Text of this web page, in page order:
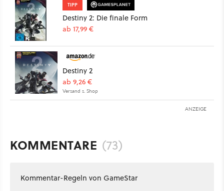
TIPP
Destiny 2: Die finale Form
ab 17,99 €
Destiny 2
ab 9,26 €
Versand s. Shop
ANZEIGE
KOMMENTARE (73)
Kommentar-Regeln von GameStar